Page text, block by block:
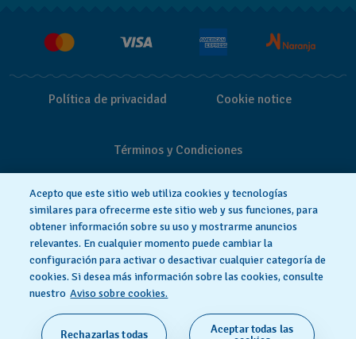
Política de privacidad Cookie notice
Términos y Condiciones
Acepto que este sitio web utiliza cookies y tecnologías
similares para ofrecerme este sitio web y sus funciones, para
obtener información sobre su uso y mostrarme anuncios
relevantes. En cualquier momento puede cambiar la
configuración para activar o desactivar cualquier categoría de
cookies. Si desea más información sobre las cookies, consulte
nuestro Aviso sobre cookies.
Rechazarlas todas
Aceptar todas las